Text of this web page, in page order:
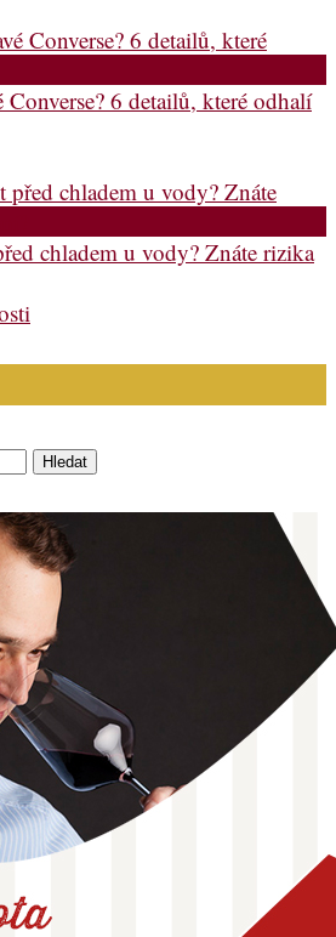
Converse? 6 detailů, které odhalí
chladem u vody? Znáte rizika